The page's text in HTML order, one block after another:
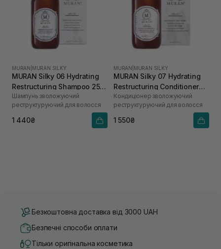
MURAN MURAN SILKY
MURAN Silky 06 Hydrating
Restructuring Shampoo 250
мл
Шампунь зволожуючий
реструктуруючий для волосся
1 440₴
MURAN MURAN SILKY
MURAN Silky 07 Hydrating
Restructuring Conditioner
250 мл
Кондиціонер зволожуючий
реструктуруючий для волосся
1 550₴
Безкоштовна доставка від 3000 UAH
Безпечні способи оплати
Тільки оригінальна косметика